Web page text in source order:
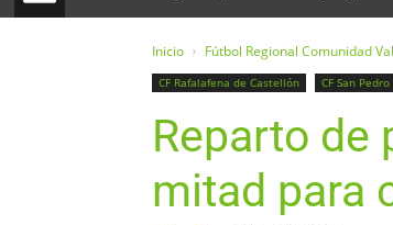
Inicio Fútbol Regional Comunidad
CF Rafalafena de Castellón CF San Pedro
Reparto de
mitad para